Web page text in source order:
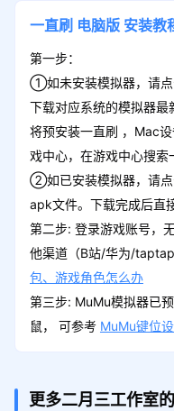
一直刷 电脑版 安装教
第一步：
①如未安装模拟器，请点
下载对应系统的模拟器
将预安装一直刷 ，Mac
戏中心，在游戏中心搜索
②如已安装模拟器，请点
apk文件。下载完成后直
第二步: 登录游戏账号，
他渠道（B站/华为/
包、游戏角色怎么办
第三步: MuMu模拟器已
鼠， 可参考 MuMu键位
更多二月三工作室